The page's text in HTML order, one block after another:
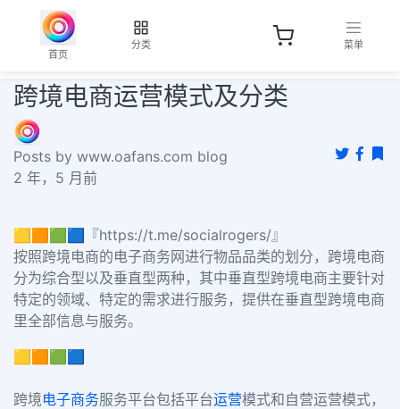
首页
分类 菜单
跨境电商运营模式及分类
Posts by www.oafans.com blog
2 年，5 月前
🟨🟧🟩🟦『https://t.me/socialrogers/』
按照跨境电商的电子商务网进行物品品类的划分，跨境电商
分为综合型以及垂直型两种，其中垂直型跨境电商主要针对
特定的领域、特定的需求进行服务，提供在垂直型跨境电商
里全部信息与服务。
🟨🟧🟩🟦
跨境电子商务服务平台包括平台运营模式和自营运营模式，